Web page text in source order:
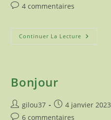
de
publiée :
Commentaires
la
publication :
4 commentaires
Continuer La Lecture Politique
De
Bonjour
Auteur/autrice
de
gilou37
Publication
publiée :
4 janvier 2023
Commentaires
6 commentaires